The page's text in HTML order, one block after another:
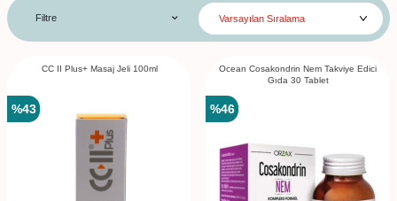
Filtre
CC II Plus+ Masaj Jeli 100ml
%43
Ocean Cosakondrin Nem Takviye Edici
Gıda 30 Tablet
%46